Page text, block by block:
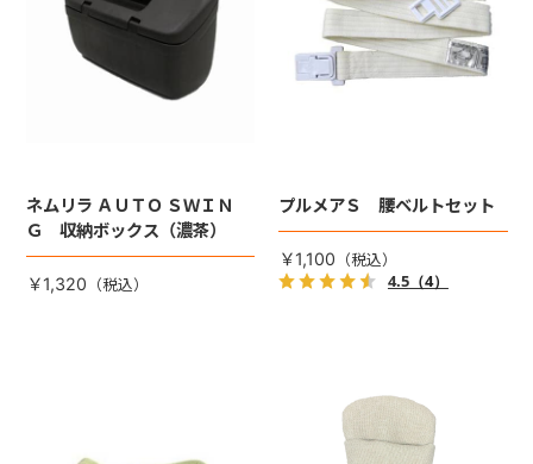
ネムリラ ＡＵＴＯ ＳＷＩＮ
Ｇ 収納ボックス（濃茶）
￥1,320
プルメアＳ 腰ベルトセット
￥1,100
4.5（4）